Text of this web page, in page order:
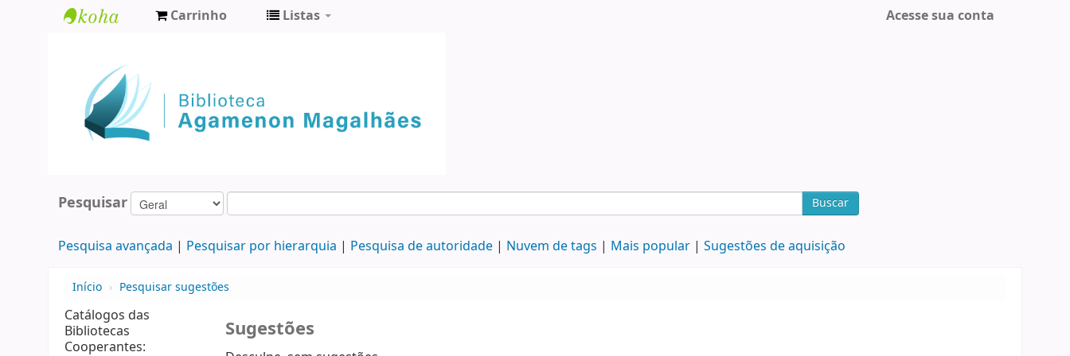
Agamenon
Magalhães
Carrinho Listas Acesse sua conta
Pesquisar Buscar
Pesquisa avançada Pesquisar por hierarquia Pesquisa de autoridade Nuvem de tags Mais popular Sugestões de aquisição
Início › Pesquisar sugestões
Catálogos das
Bibliotecas
Cooperantes:
Sugestões